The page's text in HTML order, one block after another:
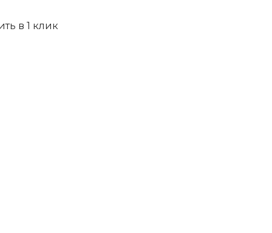
в 1 клик